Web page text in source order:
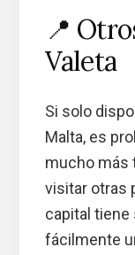
📍
Valeta
Si solo
Malta, es
mucho más
visitar otras
capital tiene
fácilmente